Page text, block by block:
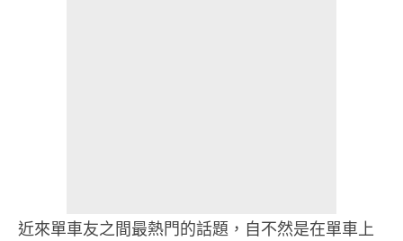
近來單車友之間最熱門的話題，自不然是在單車上